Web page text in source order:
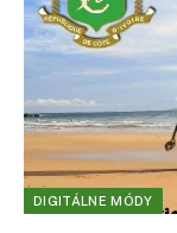
DIGITÁLNE MÓDY